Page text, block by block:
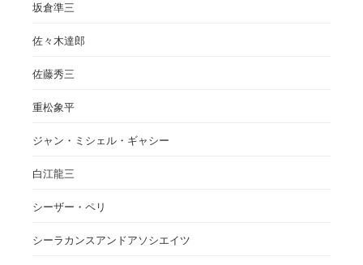
坂倉準三
佐々木達郎
佐藤秀三
重松象平
ジャン・ミシェル・ギャシー
白江龍三
シーザー・ペリ
シーラカンスアンドアソシエイツ